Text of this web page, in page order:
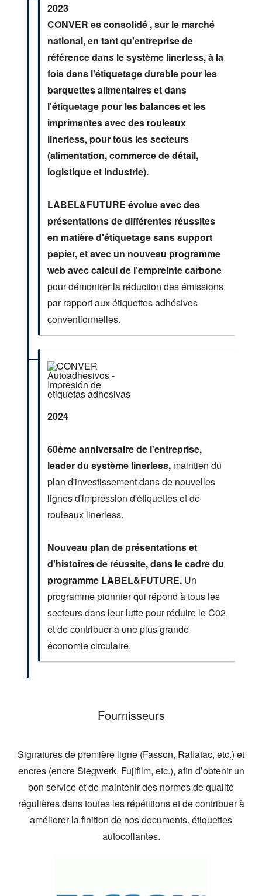
2023
CONVER es consolidé , sur le marché
national, en tant qu'entreprise de
référence dans le système linerless, à la
fois dans l'étiquetage durable pour les
barquettes alimentaires et dans
l'étiquetage pour les balances et les
imprimantes avec des rouleaux
linerless, pour tous les secteurs
(alimentation, commerce de détail,
logistique et industrie).
LABEL&FUTURE évolue avec des
présentations de différentes réussites
en matière d'étiquetage sans support
papier, et avec un nouveau programme
web avec calcul de l'empreinte carbone
pour démontrer la réduction des émissions
par rapport aux étiquettes adhésives
conventionnelles.
2024
60ème anniversaire de l'entreprise,
leader du système linerless, maintien du
plan d'investissement dans de nouvelles
lignes d'impression d'étiquettes et de
rouleaux linerless.
Nouveau plan de présentations et
d'histoires de réussite, dans le cadre du
programme LABEL&FUTURE.Un
programme pionnier qui répond à tous les
secteurs dans leur lutte pour réduire le C02
et de contribuer à une plus grande
économie circulaire.
Fournisseurs
Signatures de première ligne (Fasson, Raflatac, etc.) et
encres (encre Siegwerk, Fujifilm, etc.), afin d’obtenir un
bon service et de maintenir des normes de qualité
régulières dans toutes les répétitions et de contribuer à
améliorer la finition de nos documents. étiquettes
autocollantes.